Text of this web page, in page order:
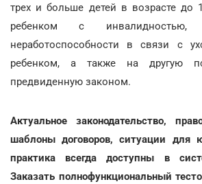
трех и больше детей в возрасте до
ребенком с
неработоспособности в связи с
ребенком, а также на другую
предвиденную законом.
Актуальное законодательство,
шаблоны договоров, ситуации для
практика всегда доступны в
Заказать полнофункциональный